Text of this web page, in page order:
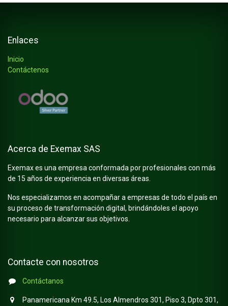
Enlaces
Inicio
Contáctenos
Acerca de Exemax SAS
Exemax es una empresa conformada por profesionales con más
de 15 años de experiencia en diversas áreas.
Nos especializamos en acompañar a empresas de todo el país en
su proceso de transformación digital, brindándoles el apoyo
necesario para alcanzar sus objetivos.
Contacte con nosotros
Contáctanos
Panamericana Km 49.5, Los Almendros 301, Piso 3, Dpto 301,